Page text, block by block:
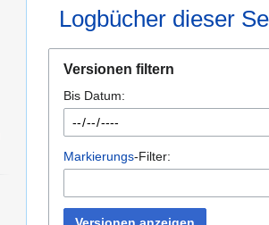
Logbücher dieser
Navigation
springen
Suche
springen
Versionen filtern
Bis Datum:
Markierungs-Filter:
Versionen anzeigen